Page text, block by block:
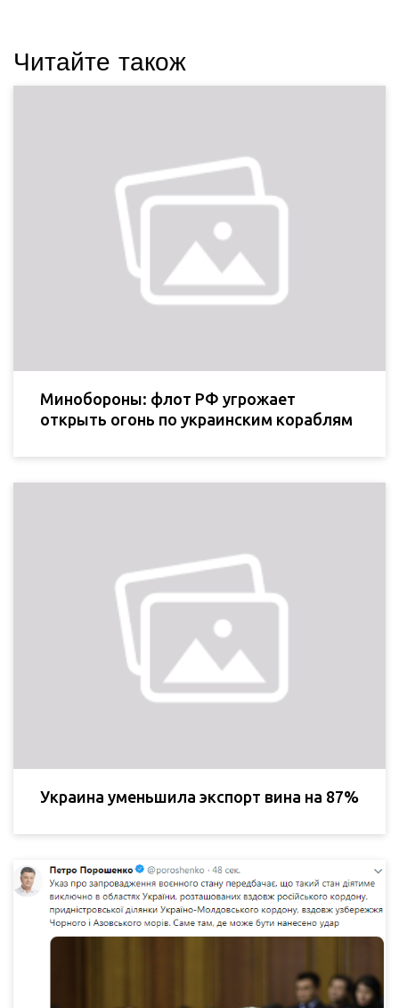
Читайте також
Минобороны: флот РФ угрожает
открыть огонь по украинским кораблям
Украина уменьшила экспорт вина на 87%